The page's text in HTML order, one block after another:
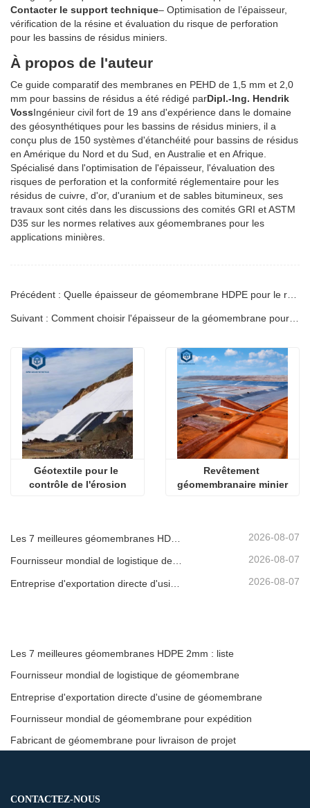
Contacter le support technique– Optimisation de l’épaisseur,
vérification de la résine et évaluation du risque de perforation
pour les bassins de résidus miniers.
À propos de l'auteur
Ce guide comparatif des membranes en PEHD de 1,5 mm et 2,0
mm pour bassins de résidus a été rédigé parDipl.-Ing. Hendrik
VossIngénieur civil fort de 19 ans d'expérience dans le domaine
des géosynthétiques pour les bassins de résidus miniers, il a
conçu plus de 150 systèmes d'étanchéité pour bassins de résidus
en Amérique du Nord et du Sud, en Australie et en Afrique.
Spécialisé dans l'optimisation de l'épaisseur, l'évaluation des
risques de perforation et la conformité réglementaire pour les
résidus de cuivre, d'or, d'uranium et de sables bitumineux, ses
travaux sont cités dans les discussions des comités GRI et ASTM
D35 sur les normes relatives aux géomembranes pour les
applications minières.
Géotextile pour le
contrôle de l'érosion
Revêtement
géomembranaire minier
2026-08-07
Fournisseur mondial de logistique de géomembrane 2026-08-07
2026-08-07
Les 7 meilleures géomembranes HDPE 2mm : liste
Fournisseur mondial de logistique de géomembrane
Entreprise d'exportation directe d'usine de géomembrane
Fournisseur mondial de géomembrane pour expédition
Fabricant de géomembrane pour livraison de projet
CONTACTEZ-NOUS